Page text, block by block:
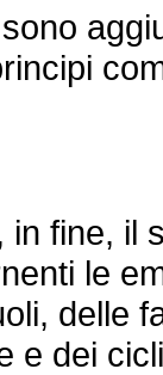
fine, il
le
delle
e dei